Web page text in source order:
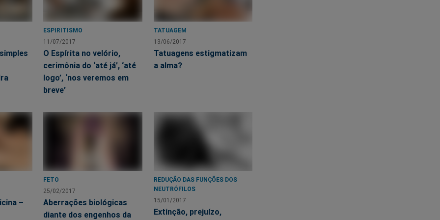
sexual quase todos os alicerces da evolução sobre os quais se nos
ESPIRITISMO
11/07/2017
O Espírita no velório,
cerimônia do ‘até já’, ‘até
logo’, ‘nos veremos em
breve’
TATUAGEM
13/06/2017
Tatuagens estigmatizam
a alma?
–
FETO
25/02/2017
Aberrações biológicas
diante dos engenhos da
REDUÇÃO DAS FUNÇÕES DOS
NEUTRÓFILOS
15/01/2017
Extinção, prejuízo,